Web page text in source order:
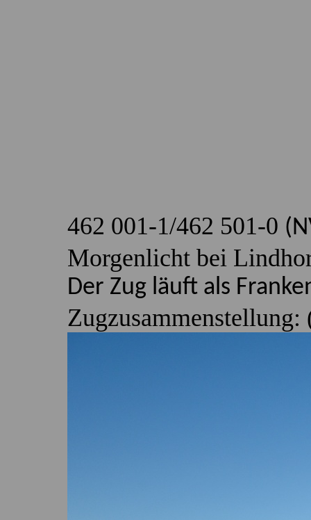
462 001-1/462 501-0
Morgenlicht bei
Der Zug läuft als